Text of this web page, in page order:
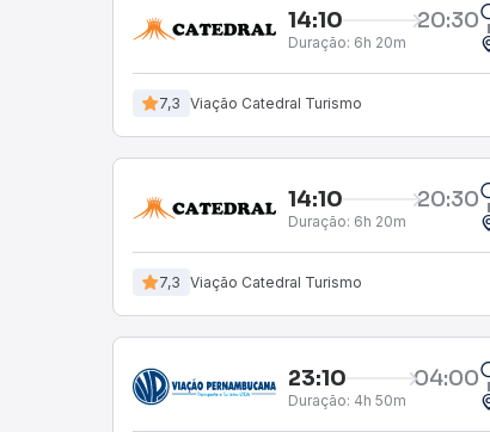
14:10 20:30
Duração: 6h 20m
7,3 Viação Catedral Turismo
14:10 20:30
Duração: 6h 20m
7,3 Viação Catedral Turismo
23:10 04:00
Duração: 4h 50m